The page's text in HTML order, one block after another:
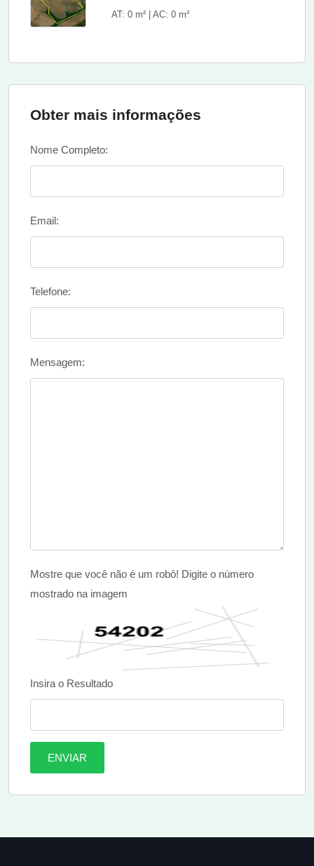
AT: 0 m² | AC: 0 m²
Obter mais informações
Nome Completo:
Email:
Telefone:
Mensagem:
Mostre que você não é um robô! Digite o número
mostrado na imagem
Insira o Resultado
ENVIAR